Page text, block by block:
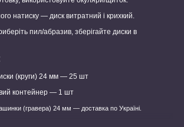
натиску — диск витратний і крихкий.
пил/абразив, зберігайте диски в
(круги) 24 мм — 25 шт
контейнер — 1 шт
(гравера) 24 мм — доставка по Україні.